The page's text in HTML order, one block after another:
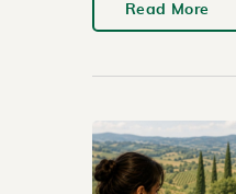
Read More